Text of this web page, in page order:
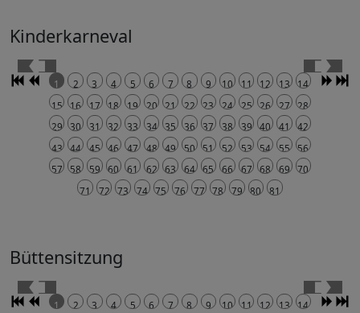
Kinderkarneval
1 2 3 4 5 6 7 8 9 10 11 12 13
14
15
16 17 18 19 20 21 22 23 24 25 26 27
28
29
30 31 32 33 34 35 36 37 38 39 40 41
42
43
44 45 46 47 48 49 50 51 52 53 54 55
56
57
58 59 60 61 62 63 64 65 66 67 68 69
70
71
72 73 74 75 76 77 78 79 80 81
Büttensitzung
1 2 3 4 5 6 7 8 9 10 11 12 13
14